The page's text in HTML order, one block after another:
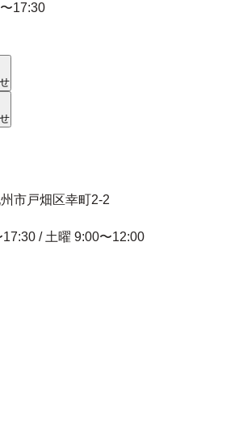
17:30
市戸畑区幸町2-2
/ 土曜 9:00〜12:00